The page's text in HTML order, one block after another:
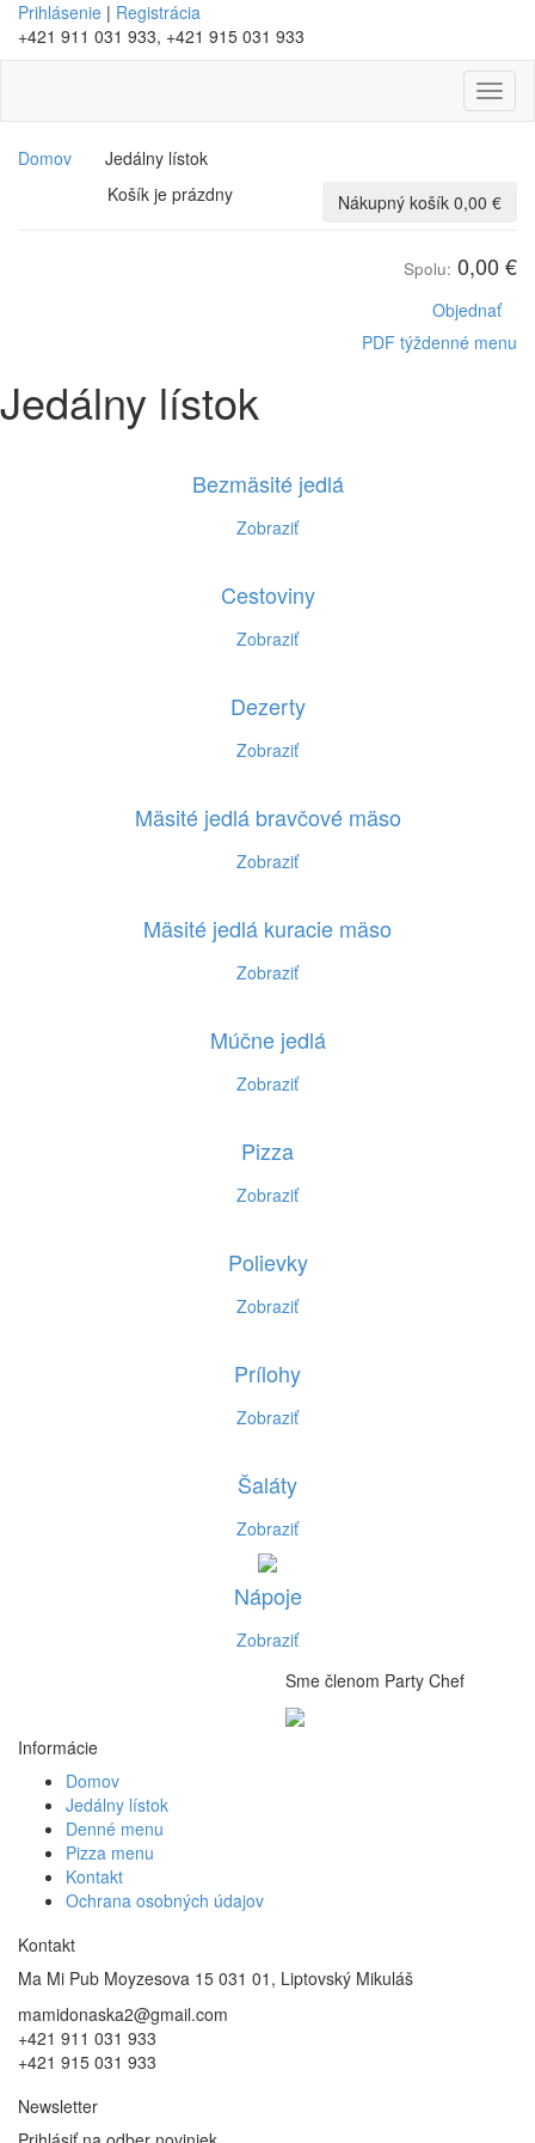
Prihlásenie | Registrácia
+421 911 031 933, +421 915 031 933
Domov
Jedálny lístok
Nákupný košík 0,00 €
Košík je prázdny
Spolu: 0,00 €
Objednať
PDF týždenné menu
Jedálny lístok
Bezmäsité jedlá
Zobraziť
Cestoviny
Zobraziť
Dezerty
Zobraziť
Mäsité jedlá bravčové mäso
Zobraziť
Mäsité jedlá kuracie mäso
Zobraziť
Múčne jedlá
Zobraziť
Pizza
Zobraziť
Polievky
Zobraziť
Prílohy
Zobraziť
Šaláty
Zobraziť
Nápoje
Zobraziť
Sme členom Party Chef
Informácie
Domov
Jedálny lístok
Denné menu
Pizza menu
Kontakt
Ochrana osobných údajov
Kontakt
Ma Mi Pub Moyzesova 15 031 01, Liptovský Mikuláš
mamidonaska2@gmail.com
+421 911 031 933
+421 915 031 933
Newsletter